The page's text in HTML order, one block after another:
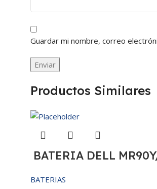
Guardar mi nombre, correo
Productos Similares
BATERIA DELL
BATERIAS